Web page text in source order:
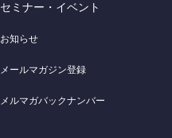
セミナー・イベント
お知らせ
メールマガジン登録
メルマガバックナンバー